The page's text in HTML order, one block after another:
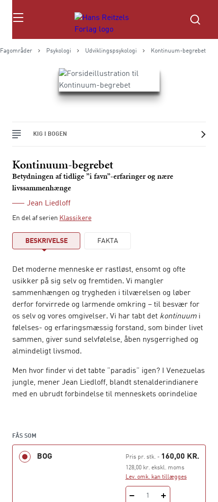
Søg
Fagområder Psykologi Udviklingspsykologi Kontinuum-begrebet
KIG I BOGEN
Kontinuum-begrebet
Betydningen af tidlige ”i favn”-erfaringer og nære
livssammenhænge
Jean Liedloff
En del af serien Klassikere
BESKRIVELSE FAKTA
Det moderne menneske er rastløst, ensomt og ofte
usikker på sig selv og fremtiden. Vi mangler
sammenhængen og trygheden i tilværelsen og løber
derfor forvirrede og larmende omkring – til besvær for
os selv og vores omgivelser. Vi har tabt det kontinuum i
følelses- og erfaringsmæssig forstand, som binder livet
sammen, giver sund selvfølelse, åben nysgerrighed og
almindeligt livsmod.
Men hvor finder vi det tabte ”paradis” igen? I Venezuelas
jungle, mener Jean Liedloff, blandt stenalderindianere
med en ubrudt forbindelse til menneskets oprindelige
Dethelemennesker vokser ud af nære
livssammenhænge, hvori man er ønsket og ikke til
besvær. Alt andet er afsavn, frustration og den sikre vej
FÅS SOM
BOG Pris pr. stk.- 160,00 KR.
128,00 kr. ekskl. moms
Lev. omk. kan tillægges
1